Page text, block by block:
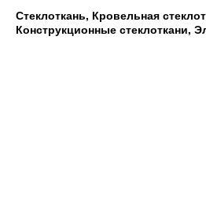
Стеклоткань, Кровельная
Конструкционные стеклоткани,